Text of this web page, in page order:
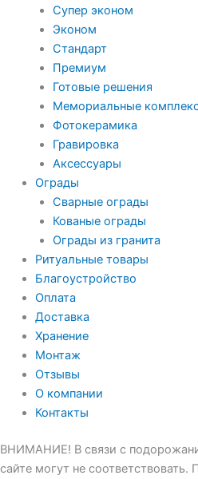
Супер эконом
Эконом
Стандарт
Премиум
Готовые решения
Мемориальные
Фотокерамика
Гравировка
Аксессуары
Ограды
Сварные ограды
Кованые ограды
Ограды из гранита
Ритуальные товары
Благоустройство
Оплата
Доставка
Хранение
Монтаж
Отзывы
О компании
Контакты
ВНИМАНИЕ! В связи с
сайте могут не